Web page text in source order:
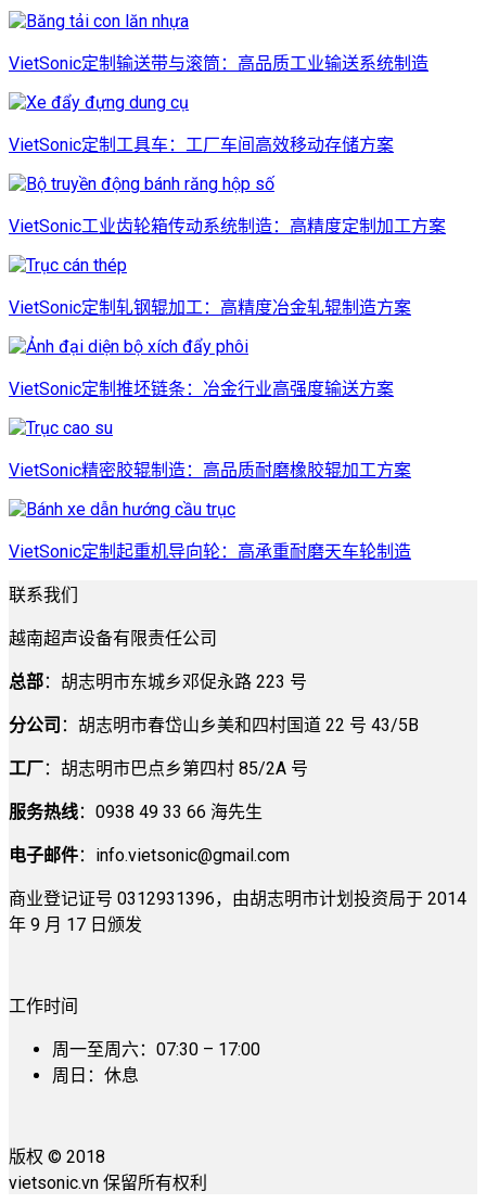
VietSonic定制输送带与滚筒：高品质工业输送系统制造
VietSonic定制工具车：工厂车间高效移动存储方案
VietSonic工业齿轮箱传动系统制造：高精度定制加工方案
VietSonic定制轧钢辊加工：高精度冶金轧辊制造方案
VietSonic定制推坯链条：冶金行业高强度输送方案
VietSonic精密胶辊制造：高品质耐磨橡胶辊加工方案
VietSonic定制起重机导向轮：高承重耐磨天车轮制造
联系我们
越南超声设备有限责任公司
总部：胡志明市东城乡邓促永路 223 号
分公司 ：胡志明市春岱山乡美和四村国道 22 号 43/5B
工厂：胡志明市巴点乡第四村 85/2A 号
服务热线：0938 49 33 66 海先生
电子邮件： info.vietsonic@gmail.com
商业登记证号 0312931396，由胡志明市计划投资局于 2014
年 9 月 17 日颁发
工作时间
周一至周六：07:30 – 17:00
周日：休息
版权 © 2018
vietsonic.vn 保留所有权利